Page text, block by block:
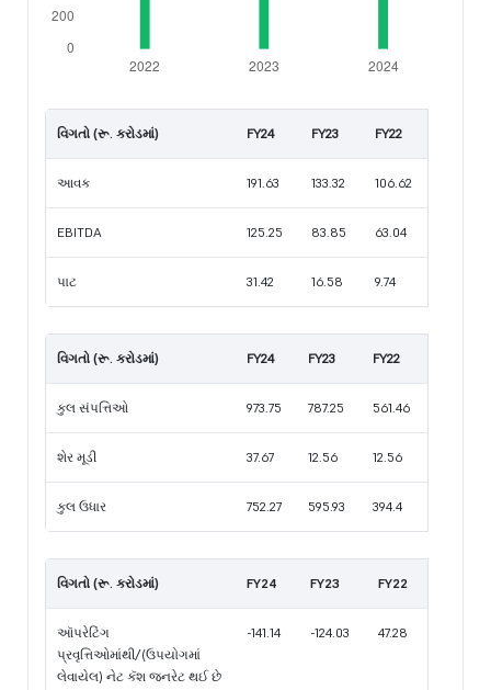
વિગતો (રૂ. કરોડમાં) FY24 FY23 FY22
આવક 191.63 133.32 106.62
EBITDA 125.25 83.85 63.04
પાટ 31.42 16.58 9.74
વિગતો (રૂ. કરોડમાં) FY24 FY23 FY22
કુલ સંપત્તિઓ 973.75 787.25 561.46
શેર મૂડી 37.67 12.56 12.56
કુલ ઉધાર 752.27 595.93 394.4
વિગતો (રૂ. કરોડમાં) FY24 FY23 FY22
ઑપરેટિંગ
પ્રવૃત્તિઓમાંથી/(ઉપયોગમાં
લેવાયેલ) નેટ કૅશ જનરેટ થઈ છે
-141.14 -124.03 47.28